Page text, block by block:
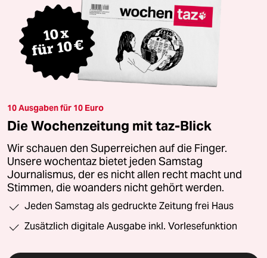
10 Ausgaben für 10 Euro
Die Wochenzeitung mit taz-Blick
Wir schauen den Superreichen auf die Finger.
Unsere wochentaz bietet jeden Samstag
Journalismus, der es nicht allen recht macht und
Stimmen, die woanders nicht gehört werden.
Jeden Samstag als gedruckte Zeitung frei Haus
Zusätzlich digitale Ausgabe inkl. Vorlesefunktion